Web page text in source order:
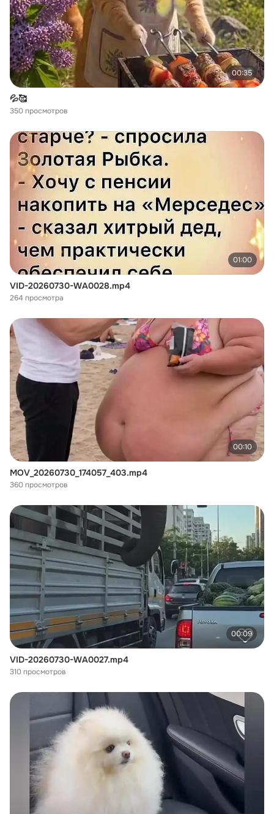
00:35
💦🥰
350 просмотров
01:00
VID-20260730-WA0028.mp4
264 просмотра
00:10
MOV_20260730_174057_403.mp4
360 просмотров
00:09
VID-20260730-WA0027.mp4
310 просмотров